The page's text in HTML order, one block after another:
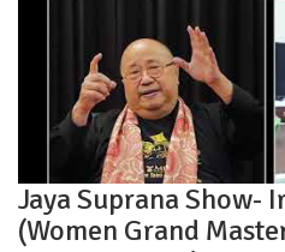
Jaya Suprana Show-
(Women Grand